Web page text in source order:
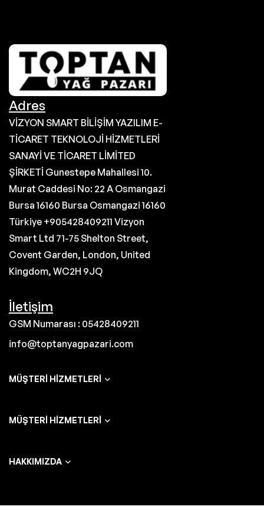
Adres
VİZYON SMART BİLİŞİM YAZILIM E-
TİCARET TEKNOLOJİ HİZMETLERİ
SANAYİ VE TİCARET LİMİTED
ŞİRKETİ Gunestepe Mahallesi 10.
Murat Caddesi No: 22 A Osmangazi
Bursa 16160 Bursa Osmangazi 16160
Türkiye +905428409211 Vizyon
Smart Ltd 71-75 Shelton Street,
Covent Garden, London, United
Kingdom, WC2H 9JQ
İletişim
GSM Numarası : 05428409211
info@toptanyagpazari.com
MÜŞTERI HIZMETLERI
MÜŞTERI HIZMETLERI
HAKKIMIZDA